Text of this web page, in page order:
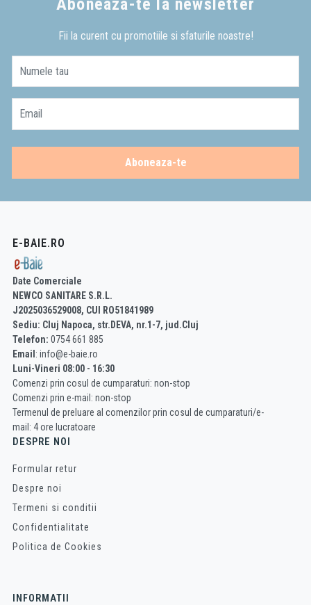
Aboneaza-te la newsletter
Fii la curent cu promotiile si sfaturile noastre!
Numele tau
Email
Aboneaza-te
E-BAIE.RO
Date Comerciale
NEWCO SANITARE S.R.L.
J2025036529008, CUI RO51841989
Sediu: Cluj Napoca, str.DEVA, nr.1-7, jud.Cluj
Telefon: 0754 661 885
Email : info@e-baie.ro
Luni-Vineri 08:00 - 16:30
Comenzi prin cosul de cumparaturi: non-stop
Comenzi prin e-mail: non-stop
Termenul de preluare al comenzilor prin cosul de cumparaturi/e-
mail: 4 ore lucratoare
DESPRE NOI
Formular retur
Despre noi
Termeni si conditii
Confidentialitate
Politica de Cookies
INFORMATII